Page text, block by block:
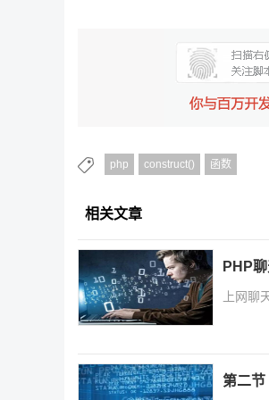
php construct() 函数
相关文章
PHP
上网聊
第二节